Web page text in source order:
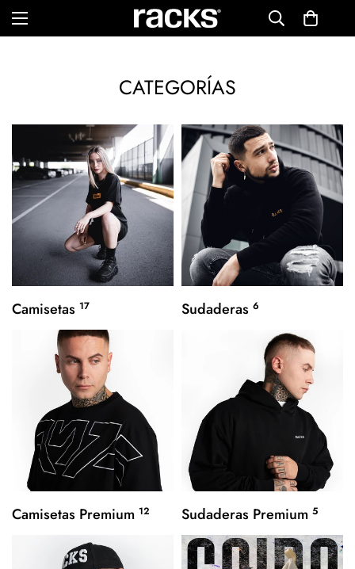
CATEGORÍAS
Camisetas 17 Sudaderas 6
Camisetas Premium 12 Sudaderas Premium 5